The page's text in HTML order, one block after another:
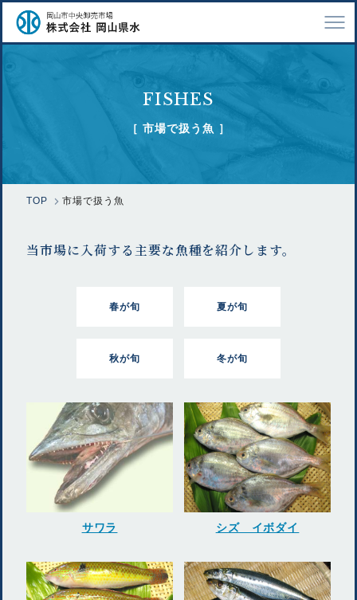
漁業関係の方へ
FISHES
［ 市場で扱う魚 ］
TOP 市場で扱う魚
当市場に入荷する主要な魚種を紹介します。
春が旬 夏が旬
秋が旬 冬が旬
サワラ シズ イボダイ